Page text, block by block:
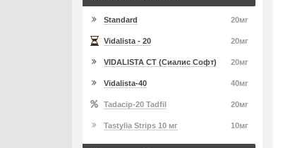
20мг
Standard
20мг
Vidalista - 20
20мг
VIDALISTA CT (Сиалис Софт)
40мг
Vidalista-40
20мг
Tadacip-20 Tadfil
10мг
Tastylia Strips 10 мг